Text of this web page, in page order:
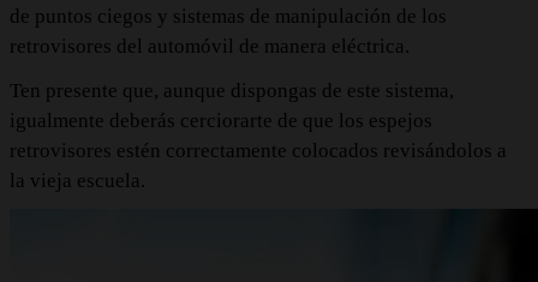
de puntos ciegos y sistemas de manipulación de los
retrovisores del automóvil de manera eléctrica.
Ten presente que, aunque dispongas de este sistema,
igualmente deberás cerciorarte de que los espejos
retrovisores estén correctamente colocados revisándolos a
la vieja escuela.